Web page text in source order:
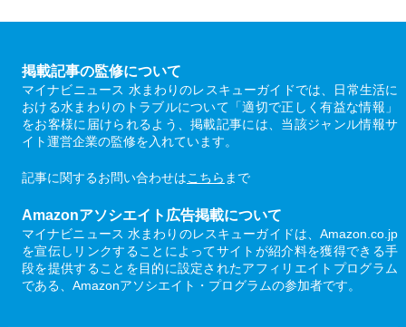
掲載記事の監修について
マイナビニュース 水まわりのレスキューガイドでは、日常生活に
おける水まわりのトラブルについて「適切で正しく有益な情報」
をお客様に届けられるよう、掲載記事には、当該ジャンル情報サ
イト運営企業の監修を入れています。
記事に関するお問い合わせはこちら まで
Amazonアソシエイト広告掲載について
マイナビニュース 水まわりのレスキューガイドは、Amazon.co.jp
を宣伝しリンクすることによってサイトが紹介料を獲得できる手
段を提供することを目的に設定されたアフィリエイトプログラム
である、Amazonアソシエイト・プログラムの参加者です。